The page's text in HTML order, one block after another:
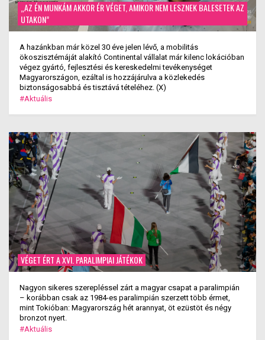
„AZ ÉN MUNKÁM AKKOR ÉR VÉGET, AMIKOR NEM LESZNEK BALESETEK AZ
UTAKON”
A hazánkban már közel 30 éve jelen lévő, a mobilitás
ökoszisztémáját alakító Continental vállalat már kilenc lokációban
végez gyártó, fejlesztési és kereskedelmi tevékenységet
Magyarországon, ezáltal is hozzájárulva a közlekedés
biztonságosabbá és tisztává tételéhez. (X)
#Aktuális
VÉGET ÉRT A XVI. PARALIMPIAI JÁTÉKOK
Nagyon sikeres szerepléssel zárt a magyar csapat a paralimpián
– korábban csak az 1984-es paralimpián szerzett több érmet,
mint Tokióban: Magyarország hét arannyat, öt ezüstöt és négy
bronzot nyert.
#Aktuális